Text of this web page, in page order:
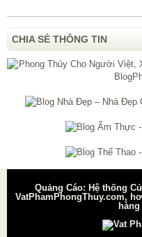
CHIA SẺ THÔNG TIN
Quảng Cáo: Hệ thống
VatPhamPhongThuy.com,